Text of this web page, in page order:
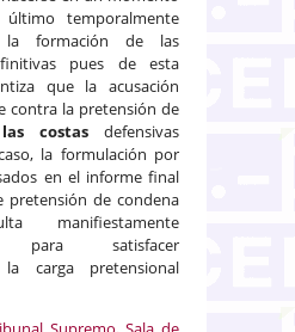
temporalmente
formación de las
pues de esta
que la acusación
contra la pretensión de
costasdefensivas
la formulación por
en el informe final
pretensión de condena
manifiestamente
para satisfacer
la carga pretensional